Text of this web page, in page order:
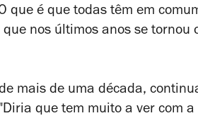
que é que todas têm em
nos últimos anos se tornou
mais de uma década,
que tem muito a ver com